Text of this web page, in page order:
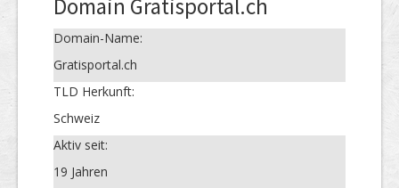
Domain Gratisportal.ch
Domain-Name:
Gratisportal.ch
TLD Herkunft:
Schweiz
Aktiv seit:
19 Jahren